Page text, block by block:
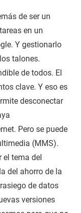
de ser un
en un
Y gestionarlo
talones.
de todos. El
clave. Y eso es
desconectar
Pero se puede
(MMS).
el tema del
del ahorro de la
de datos
versiones